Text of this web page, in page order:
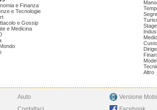
e Finanza
e Tecnologie
e Gossip
e Medicina
Altro
Aiuto
Versione